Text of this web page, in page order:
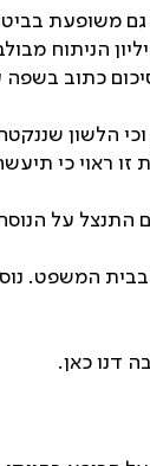
משופעת
הניתוח
כתוב בשפה
הלשון
ראוי כי
התנצל על
המשפט.
דנו כאן.